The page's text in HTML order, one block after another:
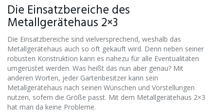
Die Einsatzbereiche des
Metallgerätehaus 2×3
Die Einsatzbereiche sind vielversprechend, weshalb das
Metallgerätehaus auch so oft gekauft wird. Denn neben seiner
robusten Konstruktion kann es nahezu für alle Eventualitäten
umgerüstet werden. Was heißt das nun aber genau? Mit
anderen Worten, jeder Gartenbesitzer kann sein
Metallgerätehaus nach seinen Wünschen und Vorstellungen
nutzen, sofern die Größe passt. Mit dem Metallgerätehaus 2×3
hat man da keine Probleme.